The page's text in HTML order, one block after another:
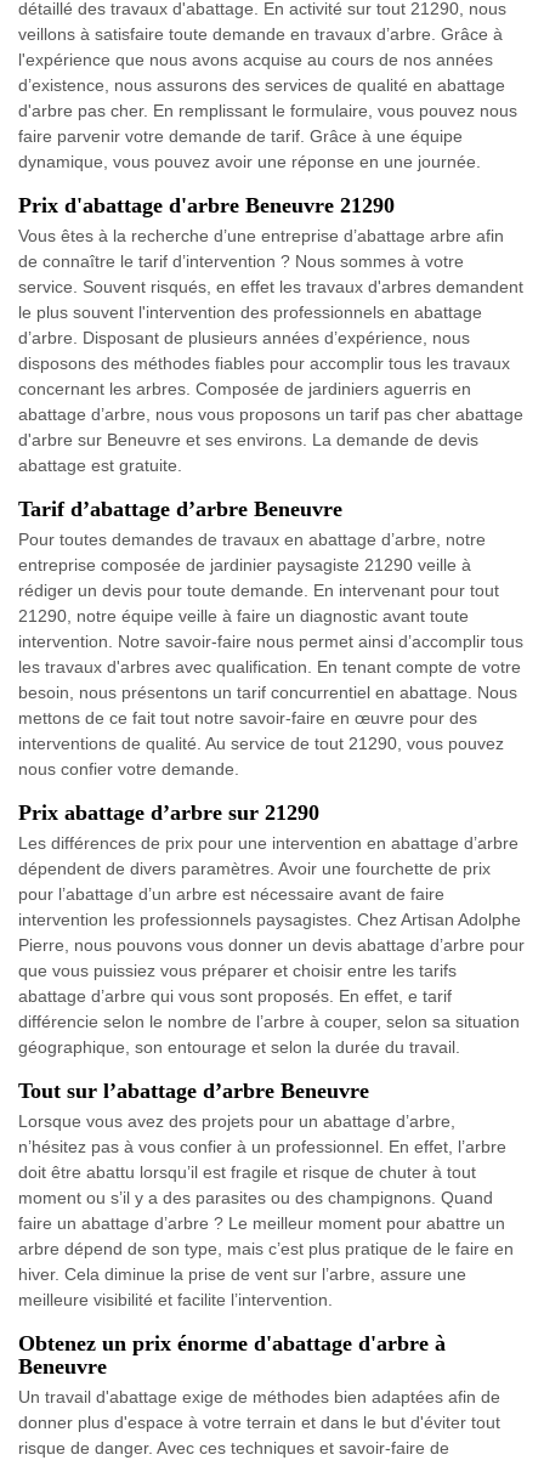
détaillé des travaux d'abattage. En activité sur tout 21290, nous
veillons à satisfaire toute demande en travaux d’arbre. Grâce à
l'expérience que nous avons acquise au cours de nos années
d’existence, nous assurons des services de qualité en abattage
d'arbre pas cher. En remplissant le formulaire, vous pouvez nous
faire parvenir votre demande de tarif. Grâce à une équipe
dynamique, vous pouvez avoir une réponse en une journée.
Prix d'abattage d'arbre Beneuvre 21290
Vous êtes à la recherche d’une entreprise d’abattage arbre afin
de connaître le tarif d’intervention ? Nous sommes à votre
service. Souvent risqués, en effet les travaux d'arbres demandent
le plus souvent l'intervention des professionnels en abattage
d’arbre. Disposant de plusieurs années d’expérience, nous
disposons des méthodes fiables pour accomplir tous les travaux
concernant les arbres. Composée de jardiniers aguerris en
abattage d’arbre, nous vous proposons un tarif pas cher abattage
d'arbre sur Beneuvre et ses environs. La demande de devis
abattage est gratuite.
Tarif d’abattage d’arbre Beneuvre
Pour toutes demandes de travaux en abattage d’arbre, notre
entreprise composée de jardinier paysagiste 21290 veille à
rédiger un devis pour toute demande. En intervenant pour tout
21290, notre équipe veille à faire un diagnostic avant toute
intervention. Notre savoir-faire nous permet ainsi d’accomplir tous
les travaux d'arbres avec qualification. En tenant compte de votre
besoin, nous présentons un tarif concurrentiel en abattage. Nous
mettons de ce fait tout notre savoir-faire en œuvre pour des
interventions de qualité. Au service de tout 21290, vous pouvez
nous confier votre demande.
Prix abattage d’arbre sur 21290
Les différences de prix pour une intervention en abattage d’arbre
dépendent de divers paramètres. Avoir une fourchette de prix
pour l’abattage d’un arbre est nécessaire avant de faire
intervention les professionnels paysagistes. Chez Artisan Adolphe
Pierre, nous pouvons vous donner un devis abattage d’arbre pour
que vous puissiez vous préparer et choisir entre les tarifs
abattage d’arbre qui vous sont proposés. En effet, e tarif
différencie selon le nombre de l’arbre à couper, selon sa situation
géographique, son entourage et selon la durée du travail.
Tout sur l’abattage d’arbre Beneuvre
Lorsque vous avez des projets pour un abattage d’arbre,
n’hésitez pas à vous confier à un professionnel. En effet, l’arbre
doit être abattu lorsqu’il est fragile et risque de chuter à tout
moment ou s’il y a des parasites ou des champignons. Quand
faire un abattage d’arbre ? Le meilleur moment pour abattre un
arbre dépend de son type, mais c’est plus pratique de le faire en
hiver. Cela diminue la prise de vent sur l’arbre, assure une
meilleure visibilité et facilite l’intervention.
Obtenez un prix énorme d'abattage d'arbre à
Beneuvre
Un travail d'abattage exige de méthodes bien adaptées afin de
donner plus d'espace à votre terrain et dans le but d'éviter tout
risque de danger. Avec ces techniques et savoir-faire de